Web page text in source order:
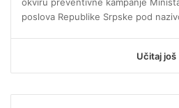
okviru preventivne kampanje
poslova Republike Srpske pod
Učitaj još